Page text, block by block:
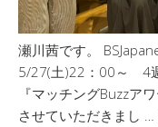
瀬川茜です。
5/27(土)22：00～ 4
『マッチングBuzzア
させていただきまし …